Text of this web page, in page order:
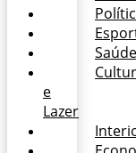
Saúde
e
Lazer